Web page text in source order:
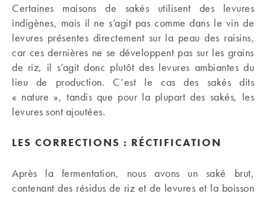
Certaines maisons de sakés utilisent des levures
indigènes, mais il ne s’agit pas comme dans le vin de
levures présentes directement sur la peau des raisins,
car ces dernières ne se développent pas sur les grains
de riz, il s’agit donc plutôt des levures ambiantes du
lieu de production. C’est le cas des sakés dits
« nature », tandis que pour la plupart des sakés, les
levures sont ajoutées.
LES CORRECTIONS : RÉCTIFICATION
Après la fermentation, nous avons un saké brut,
contenant des résidus de riz et de levures et la boisson